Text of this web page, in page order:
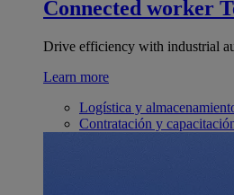
Connected worker
Drive efficiency with industrial
Learn more
Logística y
Contratación y